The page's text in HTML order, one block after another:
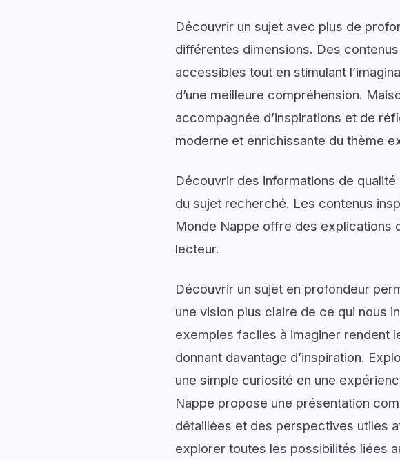
Découvrir un sujet avec plus de
différentes dimensions. Des
accessibles tout en stimulant
d’une meilleure compréhension.
accompagnée d’inspirations et de
moderne et enrichissante du thème
Découvrir des informations de
du sujet recherché. Les contenus
Monde Nappe offre des explications
lecteur.
Découvrir un sujet en profondeur
une vision plus claire de ce qui nous
exemples faciles à imaginer rendent
donnant davantage d’inspiration.
une simple curiosité en une
Nappe propose une présentation
détaillées et des perspectives utiles
explorer toutes les possibilités liées